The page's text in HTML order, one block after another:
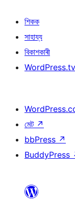
শিকক
সাহায্য
বিকাশকাৰী
WordPress.tv
মেট ↗
bbPress ↗
BuddyPress